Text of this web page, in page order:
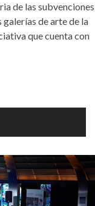
de las subvenciones
de arte de la
que cuenta con